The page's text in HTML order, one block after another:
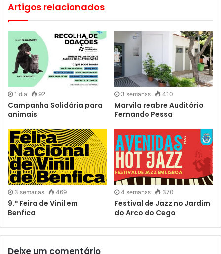
Artigos relacionados
1 dia 92
Campanha Solidária para
animais
3 semanas 410
Marvila reabre Auditório
Fernando Pessa
3 semanas 469
9.ª Feira de Vinil em
Benfica
4 semanas 370
Festival de Jazz no Jardim
do Arco do Cego
Deixe um comentário